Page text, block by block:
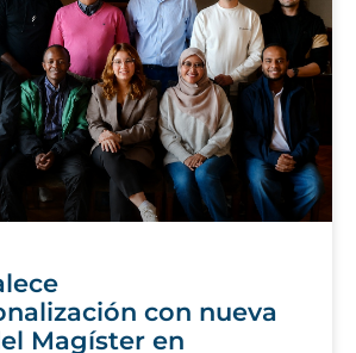
con nueva
Magíster en